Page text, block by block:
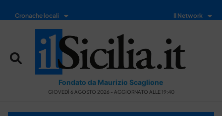
Cronache locali Il Network
Fondato da Maurizio Scaglione
GIOVEDÌ 6 AGOSTO 2026 - AGGIORNATO ALLE 19:40